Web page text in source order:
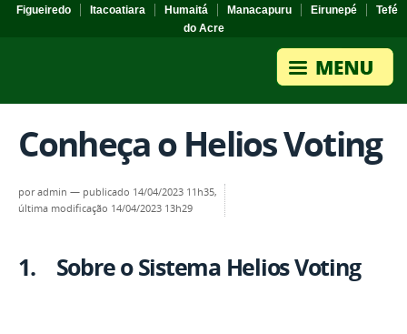
Figueiredo
Itacoatiara Humaitá Manacapuru Eirunepé
Tefé
do Acre
Conheça o Helios Voting
poradmin — publicado 14/04/2023 11h35,
última modificação 14/04/2023 13h29
1. Sobre o Sistema Helios Voting